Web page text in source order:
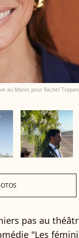
au Maroc pour Rachel
pas au
"Les